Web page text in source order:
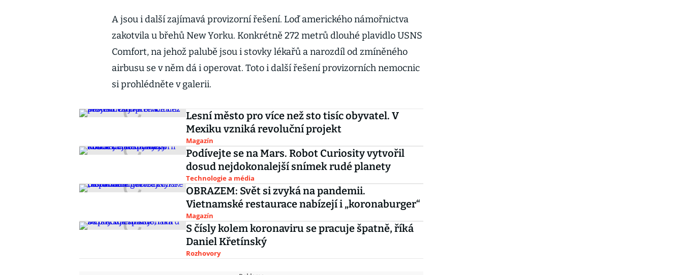
A jsou i další zajímavá provizorní řešení. Loď amerického námořnictva
zakotvila u břehů New Yorku. Konkrétně 272 metrů dlouhé plavidlo USNS
Comfort, na jehož palubě jsou i stovky lékařů a narozdíl od zmíněného
airbusu se v něm dá i operovat. Toto i další řešení provizorních nemocnic
si prohlédněte v galerii.
Lesní město pro více než sto tisíc obyvatel. V
Mexiku vzniká revoluční projekt
Magazín
Podívejte se na Mars. Robot Curiosity vytvořil
dosud nejdokonalejší snímek rudé planety
Technologie a média
OBRAZEM: Svět si zvyká na pandemii.
Vietnamské restaurace nabízejí i „koronaburger“
Magazín
S čísly kolem koronaviru se pracuje špatně, říká
Daniel Křetínský
Rozhovory